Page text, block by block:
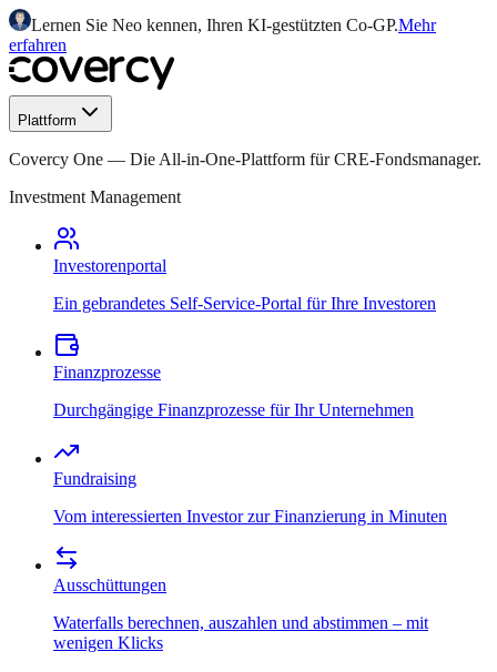
Lernen Sie Neo kennen, Ihren KI-gestützten Co-GP.Mehr
erfahren
Plattform
Covercy One — Die All-in-One-Plattform für CRE-Fondsmanager.
Investment Management
Investorenportal
Ein gebrandetes Self-Service-Portal für Ihre Investoren
Finanzprozesse
Durchgängige Finanzprozesse für Ihr Unternehmen
Fundraising
Vom interessierten Investor zur Finanzierung in Minuten
Ausschüttungen
Waterfalls berechnen, auszahlen und abstimmen – mit
wenigen Klicks